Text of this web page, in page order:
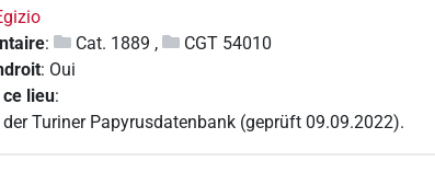
: Cat. 1889 ,
CGT 54010
: Oui
lieu:
der Turiner Papyrusdatenbank (geprüft 09.09.2022).